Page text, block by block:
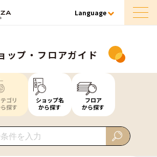
Language
ップ・フロアガイド
ゴリ
探す
ショップ名
から探す
フロア
から探す